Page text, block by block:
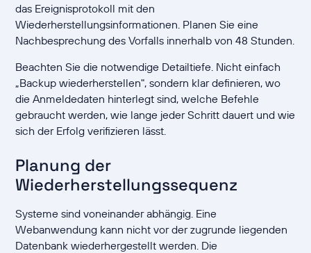
das Ereignisprotokoll mit den
Wiederherstellungsinformationen. Planen Sie eine
Nachbesprechung des Vorfalls innerhalb von 48 Stunden.
Beachten Sie die notwendige Detailtiefe. Nicht einfach
„Backup wiederherstellen", sondern klar definieren, wo
die Anmeldedaten hinterlegt sind, welche Befehle
gebraucht werden, wie lange jeder Schritt dauert und wie
sich der Erfolg verifizieren lässt.
Planung der
Wiederherstellungssequenz
Systeme sind voneinander abhängig. Eine
Webanwendung kann nicht vor der zugrunde liegenden
Datenbank wiederhergestellt werden. Die